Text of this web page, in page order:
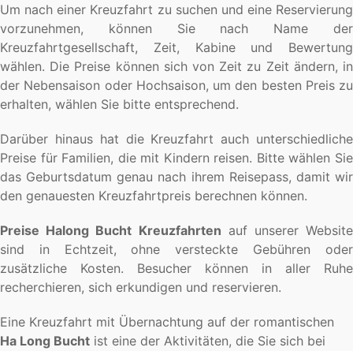
Um nach einer Kreuzfahrt zu suchen und eine Reservierung
vorzunehmen, können Sie nach Name der
Kreuzfahrtgesellschaft, Zeit, Kabine und Bewertung
wählen. Die Preise können sich von Zeit zu Zeit ändern, in
der Nebensaison oder Hochsaison, um den besten Preis zu
erhalten, wählen Sie bitte entsprechend.
Darüber hinaus hat die Kreuzfahrt auch unterschiedliche
Preise für Familien, die mit Kindern reisen. Bitte wählen Sie
das Geburtsdatum genau nach ihrem Reisepass, damit wir
den genauesten Kreuzfahrtpreis berechnen können.
Preise Halong Bucht Kreuzfahrten auf unserer Website
sind in Echtzeit, ohne versteckte Gebühren oder
zusätzliche Kosten. Besucher können in aller Ruhe
recherchieren, sich erkundigen und reservieren.
Eine Kreuzfahrt mit Übernachtung auf der romantischen
Ha Long Bucht ist eine der Aktivitäten, die Sie sich bei